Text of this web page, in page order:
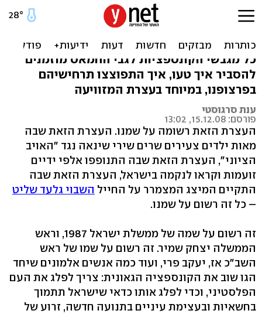
עצרת החמאס רשומה על
כל מגבשי הקונספציות לגבי החמאס מוזמנים
להסביר איך טעו, איך התפוצצו תרחישיהם
בפרצופנו, במיוחד בעצרת המזוויעה
ענת סרגוסטי
פורסם: 15.12.08, 13:02
העצרת הזאת רשומה על שמנו. העצרת הזאת שבה
מאות ילדים צעירים שרים שירי שינאה נגד "האויב
הציוני", העצרת הזאת שבה התנופפו אלפי ידיים
זועמות וקראו לנקמה בישראל, העצרת הזאת שבה
התקיים המיצג המצמרר על החייל השבוי גלעד שליט
– כל זה רשום על שמנו.
זה רשום על שמה של ממשלת ישראל 1987, וראש
הממשלה יצחק שמיר. זה רשום על שמו של ראש
השב"כ אז, יעקב פרי, ועוד כמה אנשים אלמונים שיחד
הגו שוב את הקונספציה הגאונית: צריך לפלג את העם
הפלסטיני, וכדי לפלג אותו כדאי שישראל תתמוך
בחשאיות ובעצימת עיניים בתנועה חדשה, זרוע של